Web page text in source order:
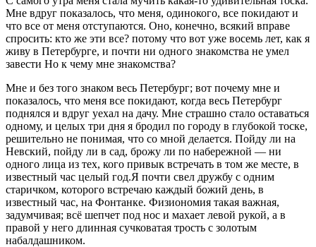
Мне вдруг показалось, что меня, одинокого, все покидают и
что все от меня отступаются. Оно, конечно, всякий вправе
спросить: кто же эти все? потому что вот уже восемь лет, как я
живу в Петербурге, и почти ни одного знакомства не умел
завести Но к чему мне знакомства?
Мне и без того знаком весь Петербург; вот почему мне и
показалось, что меня все покидают, когда весь Петербург
поднялся и вдруг уехал на дачу. Мне страшно стало оставаться
одному, и целых три дня я бродил по городу в глубокой тоске,
решительно не понимая, что со мной делается. Пойду ли на
Невский, пойду ли в сад, брожу ли по набережной — ни
одного лица из тех, кого привык встречать в том же месте, в
известный час целый год.Я почти свел дружбу с одним
старичком, которого встречаю каждый божий день, в
известный час, на Фонтанке. Физиономия такая важная,
задумчивая; всё шепчет под нос и махает левой рукой, а в
правой у него длинная сучковатая трость с золотым
набалдашником.